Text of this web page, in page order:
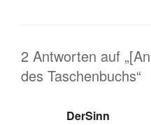
2 Antworten auf
des Taschenbuchs“
DerSinn